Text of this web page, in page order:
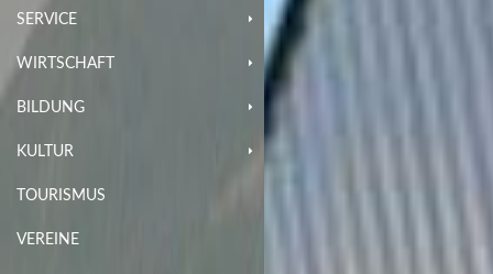
SERVICE
WIRTSCHAFT
BILDUNG
KULTUR
TOURISMUS
VEREINE